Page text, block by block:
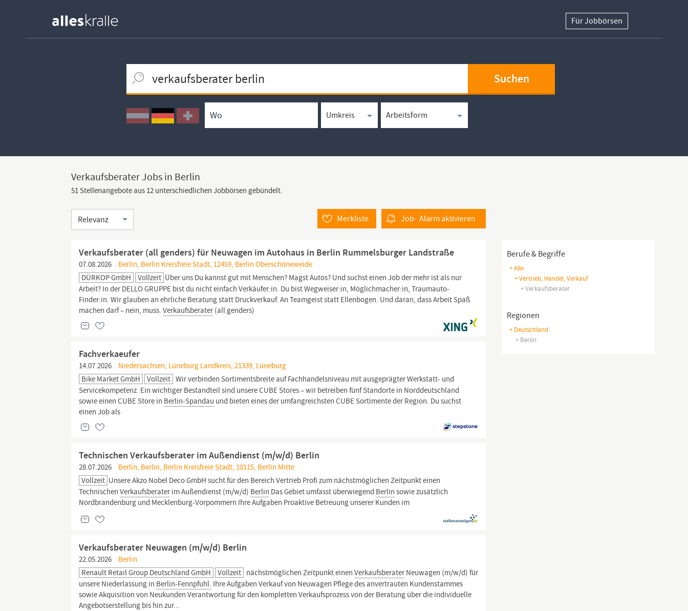
Für Jobbörsen
Ortssuche
Umkreissuche
Arbeitsform
Berufe & Begriffe
+ Alle
+ Vertrieb, Handel, Verkauf
+ Verkaufsberater
Regionen
+ Deutschland
+ Berlin
Verkaufsberater Jobs in Berlin
51 Stellenangebote aus 12 unterschiedlichen Jobbörsen gebündelt.
Sortierung Job- Alarmaktivieren
Merkliste
Verkaufsberater (all genders) für Neuwagen im Autohaus in Berlin Rummelsburger Landstraße
07.08.2026
Berlin, Berlin Kreisfreie Stadt, 12459, Berlin Oberschöneweide
DÜRKOP GmbH
Vollzeit Über uns Du kannst gut mit Menschen? Magst Autos? Und suchst einen Job der mehr ist als nur
Arbeit? In der DELLO GRUPPE bist du nicht einfach Verkäufer:in. Du bist Wegweiser:in, Möglichmacher:in, Traumauto-
Finder:in. Wir glauben an ehrliche Beratung statt Druckverkauf. An Teamgeist statt Ellenbogen. Und daran, dass Arbeit Spaß
machen darf – nein, muss.Verkaufsberater(all genders)
Fachverkaeufer
14.07.2026
Niedersachsen, Lüneburg Landkreis, 21339, Lüneburg
Bike Market GmbH
Vollzeit Wir verbinden Sortimentsbreite auf Fachhandelsniveau mit ausgeprägter Werkstatt- und
Servicekompetenz. Ein wichtiger Bestandteil sind unsere CUBE Stores – wir betreiben fünf Standorte in Norddeutschland
sowie einen CUBE Store in Berlin-Spandau und bieten eines der umfangreichsten CUBE Sortimente der Region. Du suchst
einen Job als
Technischen Verkaufsberater im Außendienst (m/w/d) Berlin
28.07.2026
Berlin, Berlin, Berlin Kreisfreie Stadt, 10115, Berlin Mitte
Vollzeit Unsere Akzo Nobel Deco GmbH sucht für den Bereich Vertrieb Profi zum nächstmöglichen Zeitpunkt einen
TechnischenVerkaufsberaterim Außendienst (m/w/d) Berlin Das Gebiet umfasst überwiegend Berlin sowie zusätzlich
Nordbrandenburg und Mecklenburg-Vorpommern Ihre Aufgaben Proaktive Betreuung unserer Kunden im
Verkaufsberater Neuwagen (m/w/d) Berlin
22.05.2026
Berlin
Renault Retail Group Deutschland GmbH
Vollzeit nächstmöglichen Zeitpunkt einenVerkaufsberaterNeuwagen (m/w/d) für
unsere Niederlassung in Berlin-Fennpfuhl. Ihre Aufgaben Verkauf von Neuwagen Pflege des anvertrauten Kundenstammes
sowie Akquisition von Neukunden Verantwortung für den kompletten Verkaufsprozess von der Beratung über die individuelle
Angebotserstellung bis hin zur...